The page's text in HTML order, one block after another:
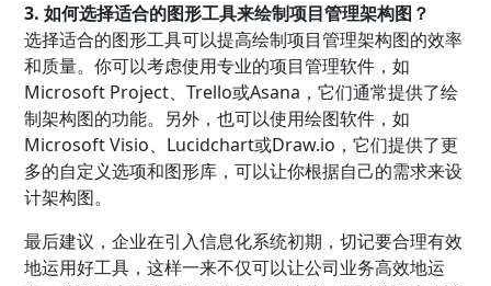
3. 如何选择适合的图形工具来绘制项目管理架构图？
选择适合的图形工具可以提高绘制项目管理架构图的效率
和质量。你可以考虑使用专业的项目管理软件，如
Microsoft Project、Trello或Asana，它们通常提供了绘
制架构图的功能。另外，也可以使用绘图软件，如
Microsoft Visio、Lucidchart或Draw.io，它们提供了更
多的自定义选项和图形库，可以让你根据自己的需求来设
计架构图。
最后建议，企业在引入信息化系统初期，切记要合理有效
地运用好工具，这样一来不仅可以让公司业务高效地运